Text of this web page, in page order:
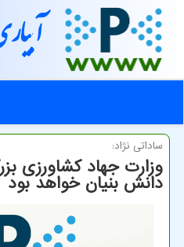
ساداتی نژاد:
وزارت جهاد کشاورزی
دانش بنیان خواهد بود